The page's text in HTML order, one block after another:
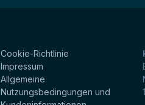
Cookie-Richtlinie
Impressum
Allgemeine
Nutzungsbedingungen und